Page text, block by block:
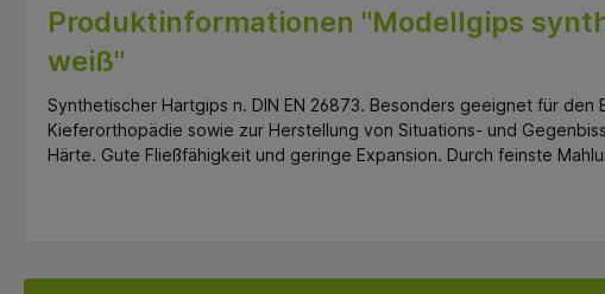
Produktinformationen "Modellgips
weiß"
Synthetischer Hartgips n. DIN EN 26873. Besonders geeignet für den
Kieferorthopädie sowie zur Herstellung von Situations- und
Härte. Gute Fließfähigkeit und geringe Expansion. Durch feinste